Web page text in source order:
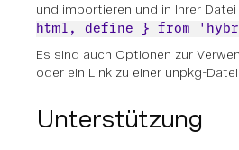
und importieren und in Ihrer Datei
html, define } from
Es sind auch Optionen zur
oder ein Link zu einer unpkg-
Unterstützung